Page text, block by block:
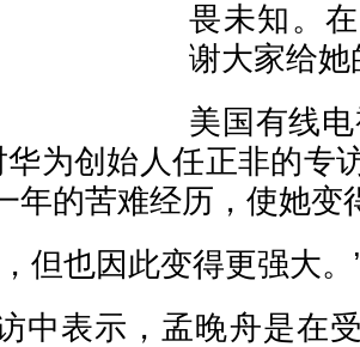
畏未知。
谢大家给
美国有线
为创始人任正非的专
年的苦难经历，使她变
但也因此变得更强大。
中表示，孟晚舟是在